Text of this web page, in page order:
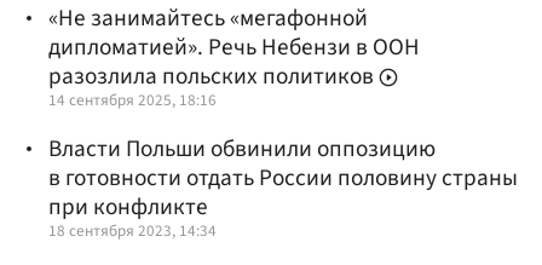
«Не занимайтесь «мегафонной
дипломатией». Речь Небензи в ООН
разозлила польских политиков
14 сентября 2025, 18:16
Власти Польши обвинили оппозицию
в готовности отдать России половину страны
при конфликте
18 сентября 2023, 14:34